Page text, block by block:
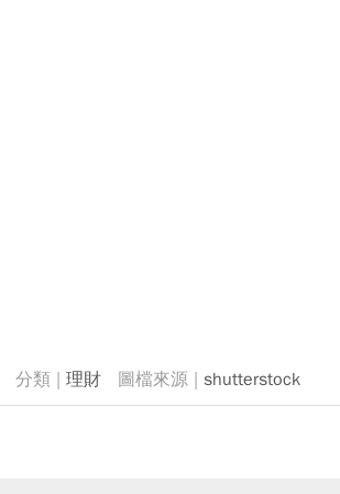
理財 shutterstock